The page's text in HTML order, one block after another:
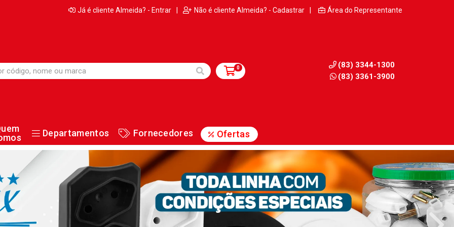
Já é cliente Almeida? - Entrar | Não é cliente Almeida? - Cadastrar | Área do Representante
0
(83) 3344-1300
(83) 3361-3900
Departamentos Fornecedores Ofertas